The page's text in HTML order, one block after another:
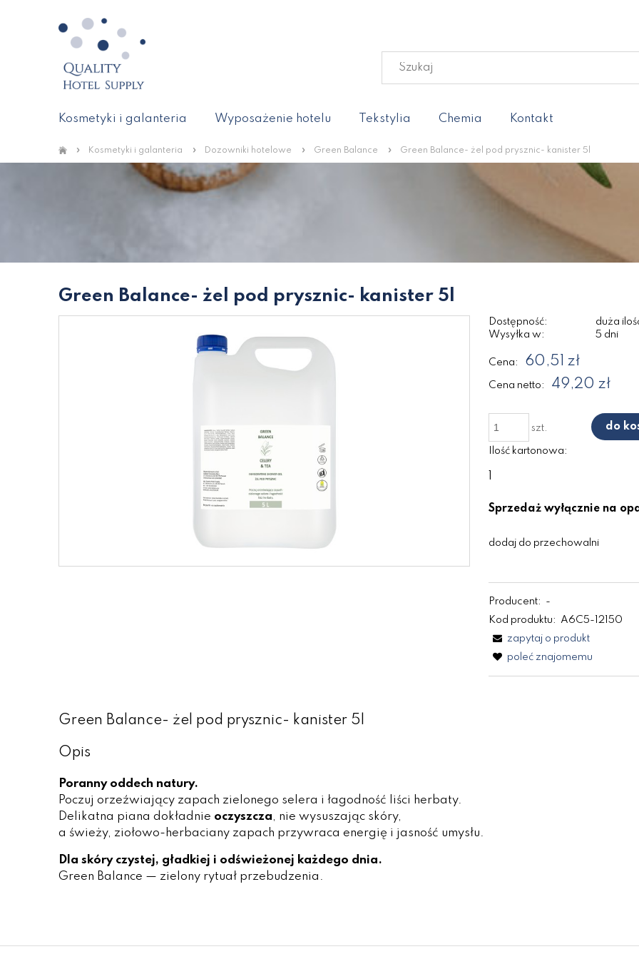
Kosmetyki i galanteria Wyposażenie hotelu Tekstylia Chemia Kontakt
» Kosmetyki i galanteria » Dozowniki hotelowe » Green Balance » Green Balance- żel pod prysznic- kanister 5l
Green Balance- żel pod prysznic- kanister 5l
Dostępność:
duża
Wysyłka w:
5 dni
Cena: 60,51 zł
Cena netto: 49,20 zł
szt. do
Ilość kartonowa:
Sprzedaż wyłącznie na
dodaj do przechowalni
Producent:
-
Kod produktu:
A6C5-12150
zapytaj o produkt
poleć znajomemu
Green Balance- żel pod prysznic- kanister 5l
Opis
Poranny oddech natury.
Poczuj orzeźwiający zapach zielonego selera i łagodność liści herbaty.
Delikatna piana dokładnie oczyszcza, nie wysuszając skóry,
a świeży, ziołowo-herbaciany zapach przywraca energię i jasność umysłu.
Dla skóry czystej, gładkiej i odświeżonej każdego dnia.
Green Balance — zielony rytuał przebudzenia.